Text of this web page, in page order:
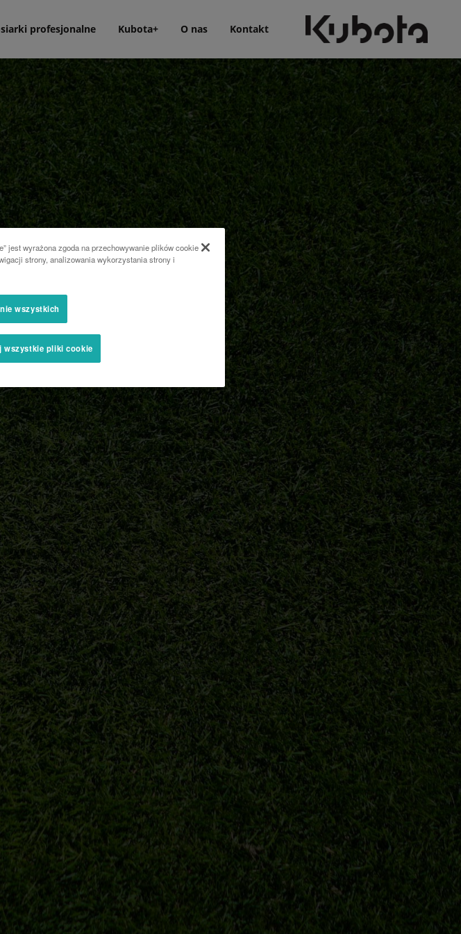
profesjonalne Kubota+ O nas Kontakt
jest wyrażona zgoda na przechowywanie plików cookie
strony, analizowania wykorzystania strony i
wszystkich
wszystkie pliki cookie